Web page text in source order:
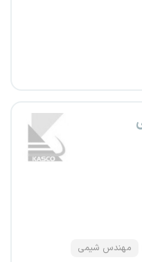
مهندس شیمی